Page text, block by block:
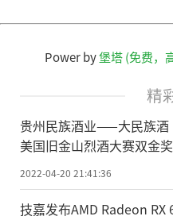
Power by堡塔 (免费，
精
贵州民族酒业——大民族
美国旧金山烈酒大赛双金奖
2022-04-20 21:41:36
技嘉发布AMD Radeon RX